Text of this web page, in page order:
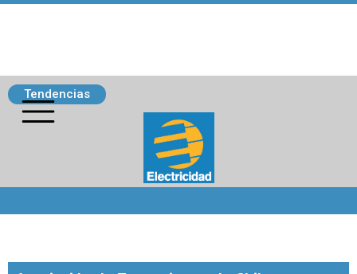
Tendencias